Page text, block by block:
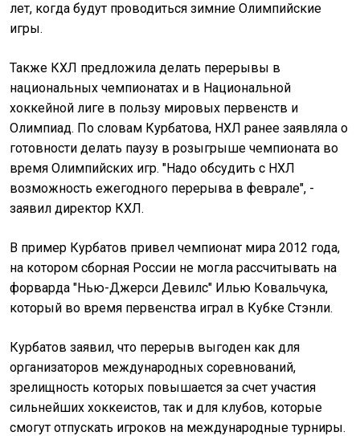
лет, когда будут проводиться зимние Олимпийские
игры.
Также КХЛ предложила делать перерывы в
национальных чемпионатах и в Национальной
хоккейной лиге в пользу мировых первенств и
Олимпиад. По словам Курбатова, НХЛ ранее заявляла о
готовности делать паузу в розыгрыше чемпионата во
время Олимпийских игр. "Надо обсудить с НХЛ
возможность ежегодного перерыва в феврале", -
заявил директор КХЛ.
В пример Курбатов привел чемпионат мира 2012 года,
на котором сборная России не могла рассчитывать на
форварда "Нью-Джерси Девилс" Илью Ковальчука,
который во время первенства играл в Кубке Стэнли.
Курбатов заявил, что перерыв выгоден как для
организаторов международных соревнований,
зрелищность которых повышается за счет участия
сильнейших хоккеистов, так и для клубов, которые
смогут отпускать игроков на международные турниры.